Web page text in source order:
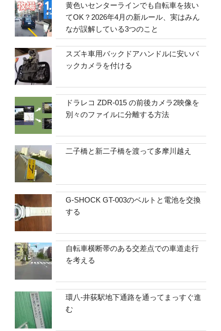
黄色いセンターラインでも自転車を抜い
てOK？2026年4月の新ルール、実はみん
なが誤解している3つのこと
スズキ車用バックドアハンドルに安いバ
ックカメラを付ける
ドラレコ ZDR-015 の前後カメラ2映像を
別々のファイルに分離する方法
二子橋と新二子橋を渡って多摩川越え
G-SHOCK GT-003のベルトと電池を交換
する
自転車横断帯のある交差点での車道走行
を考える
環八-井荻駅地下通路を通ってまっすぐ進
む